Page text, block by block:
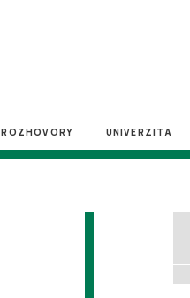
ROZHOVORY UNIVERZITA